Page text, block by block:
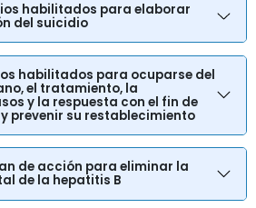
habilitados para elaborar
del suicidio
habilitados para ocuparse del
el tratamiento, la
y la respuesta con el fin de
prevenir su restablecimiento
de acción para eliminar la
de la hepatitis B